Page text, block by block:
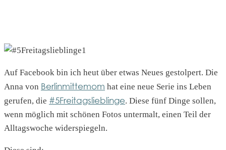
Auf Facebook bin ich heut über etwas Neues gestolpert. Die
Anna von Berlinmittemom hat eine neue Serie ins Leben
gerufen, die #5Freitagslieblinge. Diese fünf Dinge sollen,
wenn möglich mit schönen Fotos untermalt, einen Teil der
Alltagswoche widerspiegeln.